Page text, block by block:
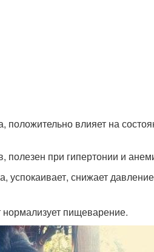
влияет на
полезен при гипертонии и
снижает
нормализует пищеварение.